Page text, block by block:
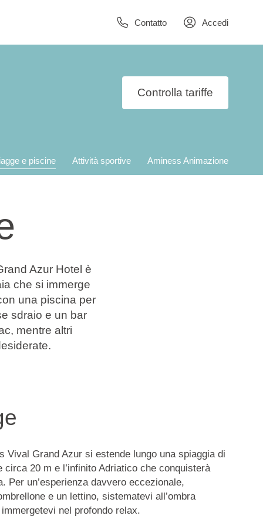
Contatto Accedi
Controlla tariffe
e piscine Attività sportive Aminess Animazione
Azur Hotel è
che si immerge
una piscina per
sdraio e un bar
mentre altri
Vival Grand Azur si estende lungo una spiaggia di
circa 20 m e l’infinito Adriatico che conquisterà
Per un’esperienza davvero eccezionale,
e un lettino, sistematevi all’ombra
immergetevi nel profondo relax.